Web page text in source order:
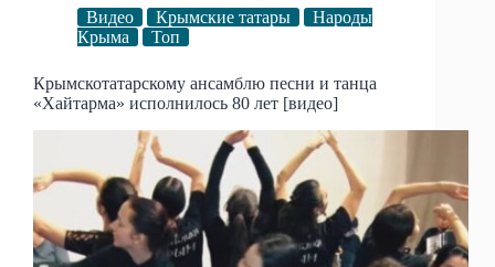
Видео Крымские татары
Народы
Крыма
Топ
Крымскотатарскому ансамблю песни и танца
«Хайтарма» исполнилось 80 лет [видео]